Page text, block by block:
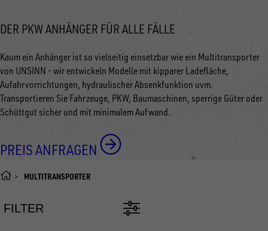
DER PKW ANHÄNGER FÜR ALLE FÄLLE
Kaum ein Anhänger ist so vielseitig einsetzbar wie ein Multitransporter
von UNSINN - wir entwickeln Modelle mit kipparer Ladefläche,
Aufahrvorrichtungen, hydraulischer Absenkfunktion uvm.
Transportieren Sie Fahrzeuge, PKW, Baumaschinen, sperrige Güter oder
Schüttgut sicher und mit minimalem Aufwand.
PREIS ANFRAGEN
MULTITRANSPORTER
FILTER